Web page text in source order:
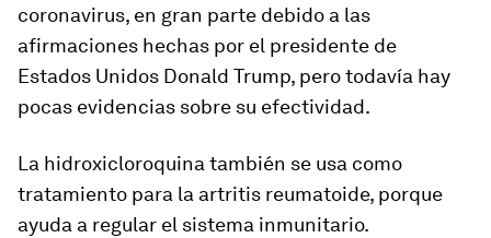
coronavirus, en gran parte debido a las
afirmaciones hechas por el presidente de
Estados Unidos Donald Trump, pero todavía hay
pocas evidencias sobre su efectividad.
La hidroxicloroquina también se usa como
tratamiento para la artritis reumatoide, porque
ayuda a regular el sistema inmunitario.